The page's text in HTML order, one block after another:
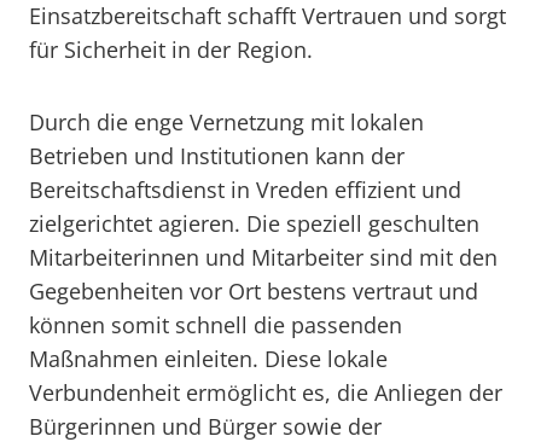
Einsatzbereitschaft schafft Vertrauen und sorgt
für Sicherheit in der Region.
Durch die enge Vernetzung mit lokalen
Betrieben und Institutionen kann der
Bereitschaftsdienst in Vreden effizient und
zielgerichtet agieren. Die speziell geschulten
Mitarbeiterinnen und Mitarbeiter sind mit den
Gegebenheiten vor Ort bestens vertraut und
können somit schnell die passenden
Maßnahmen einleiten. Diese lokale
Verbundenheit ermöglicht es, die Anliegen der
Bürgerinnen und Bürger sowie der